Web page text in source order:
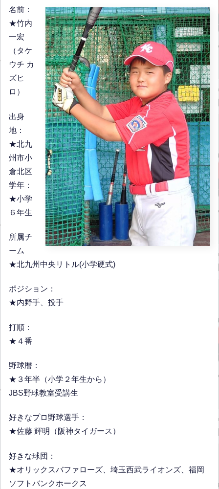
名前：
★竹内
一宏
（タケ
ウチ カ
ズヒ
ロ）
出身
地：
★北九
州市小
倉北区
学年：
★小学
６年生
所属チ
ーム
★北九州中央リトル(小学硬式)
ポジション：
★内野手、投手
打順：
★４番
野球暦：
★３年半（小学２年生から）
JBS野球教室受講生
好きなプロ野球選手：
★佐藤 輝明（阪神タイガース）
好きな球団：
★オリックスバファローズ、埼玉西武ライオンズ、福岡
ソフトバンクホークス